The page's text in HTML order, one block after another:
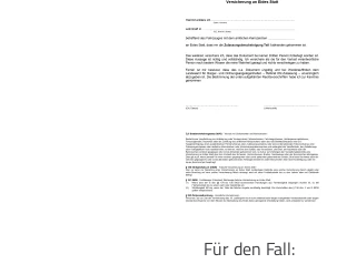
Für den Fall: